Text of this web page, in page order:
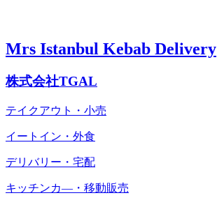
Mrs Istanbul Kebab Delivery
株式会社TGAL
テイクアウト・小売
イートイン・外食
デリバリー・宅配
キッチンカ―・移動販売